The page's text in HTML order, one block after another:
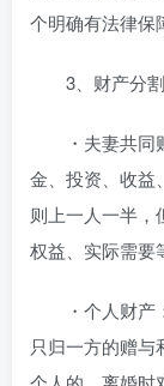
个明确有法律保
3、财产分割
・夫妻共同财
金、投资、收益
则上一人一半，
权益、实际需要
・个人财产：
只归一方的赠